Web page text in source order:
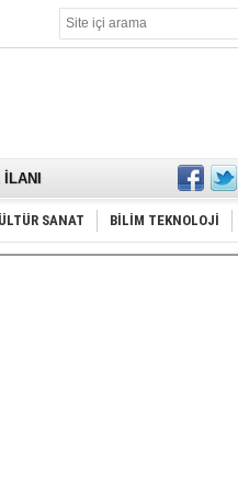
SANAT BİLİM TEKNOLOJİ